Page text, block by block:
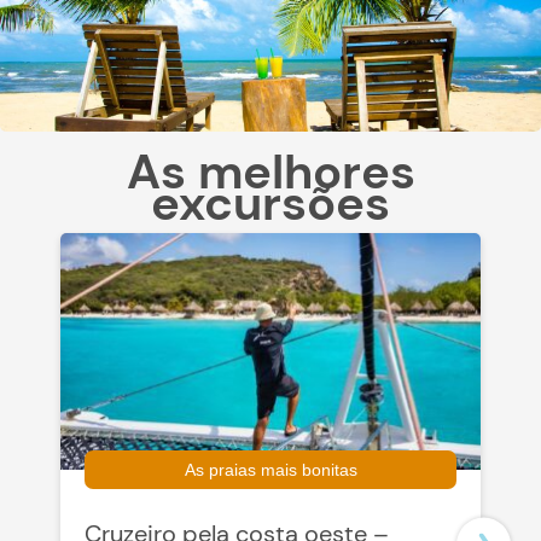
As melhores
excursões
As praias mais bonitas
Cruzeiro pela costa oeste –